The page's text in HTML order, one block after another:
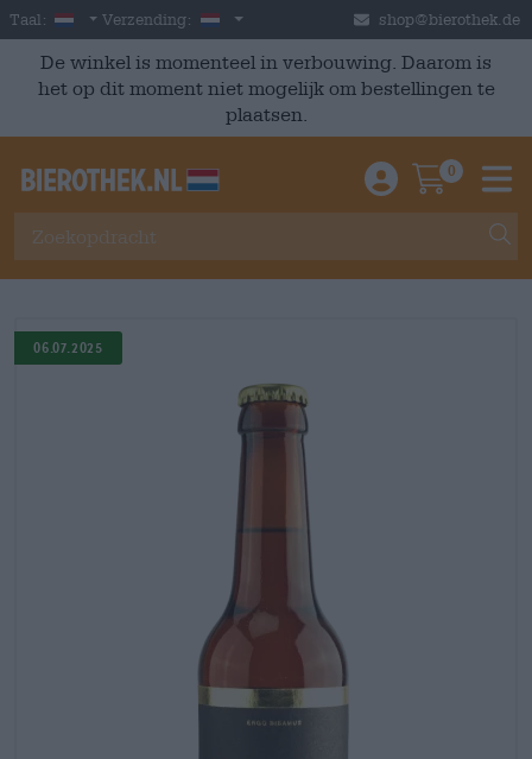
Skip to main content
Taal: Dutch
Verzending: Nederland shop@bierothek.de
De winkel is momenteel in verbouwing. Daarom is
het op dit moment niet mogelijk om bestellingen te
plaatsen.
Einloggen /
0
06.07.2025